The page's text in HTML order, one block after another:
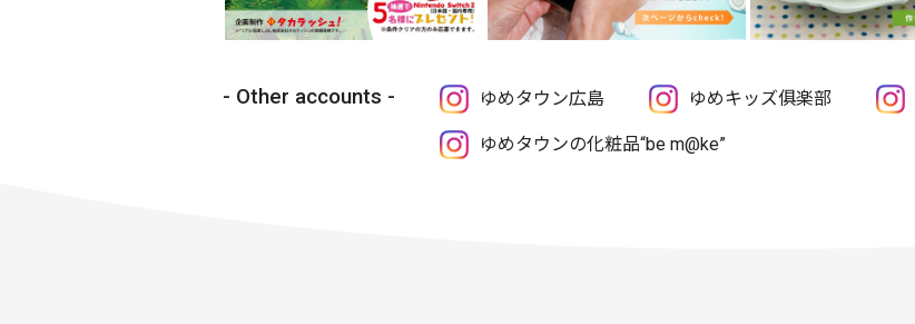
Other accounts ゆめタウン広島 ゆめキッズ俱楽部
ゆめタウンの化粧品“be m@ke”